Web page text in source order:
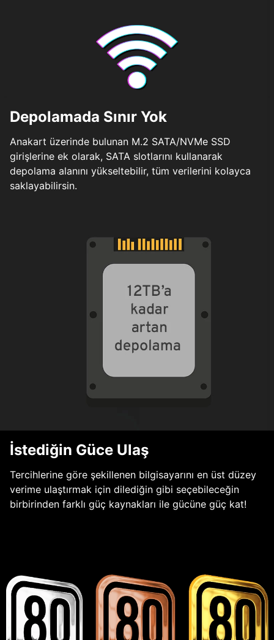
Depolamada Sınır Yok
Anakart üzerinde bulunan M.2 SATA/NVMe SSD
girişlerine ek olarak, SATA slotlarını kullanarak
depolama alanını yükseltebilir, tüm verilerini kolayca
saklayabilirsin.
İstediğin Güce Ulaş
Tercihlerine göre şekillenen bilgisayarını en üst düzey
verime ulaştırmak için dilediğin gibi seçebileceğin
birbirinden farklı güç kaynakları ile gücüne güç kat!